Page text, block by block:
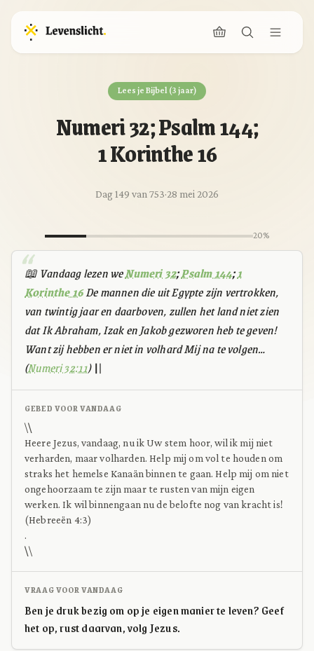
Lees je Bijbel (3 jaar)
Numeri 32; Psalm 144;
1 Korinthe 16
Dag 149 van 753·28 mei 2026
20%
📖 Vandaag lezen weNumeri 32;Psalm 144;1
Korinthe 16De mannen die uit Egypte zijn vertrokken,
van twintig jaar en daarboven, zullen het land niet zien
dat Ik Abraham, Izak en Jakob gezworen heb te geven!
Want zij hebben er niet in volhard Mij na te volgen…
(Numeri 32:11)\\
GEBED VOOR VANDAAG
\\
Heere Jezus, vandaag, nu ik Uw stem hoor, wil ik mij niet
verharden, maar volharden. Help mij om vol te houden om
straks het hemelse Kanaän binnen te gaan. Help mij om niet
ongehoorzaam te zijn maar te rusten van mijn eigen
werken. Ik wil binnengaan nu de belofte nog van kracht is!
(Hebreeën 4:3)
.
\\
VRAAG VOOR VANDAAG
Ben je druk bezig om op je eigen manier te leven? Geef
het op, rust daarvan, volg Jezus.